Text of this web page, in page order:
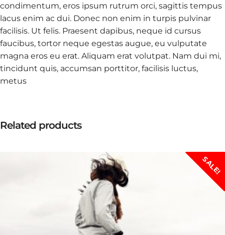
condimentum, eros ipsum rutrum orci, sagittis tempus
lacus enim ac dui. Donec non enim in turpis pulvinar
facilisis. Ut felis. Praesent dapibus, neque id cursus
faucibus, tortor neque egestas augue, eu vulputate
magna eros eu erat. Aliquam erat volutpat. Nam dui mi,
tincidunt quis, accumsan porttitor, facilisis luctus,
metus
Related products
SALE!